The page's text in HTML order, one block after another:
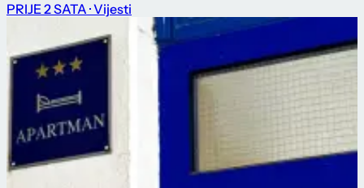
PRIJE 2 SATA · Vijesti